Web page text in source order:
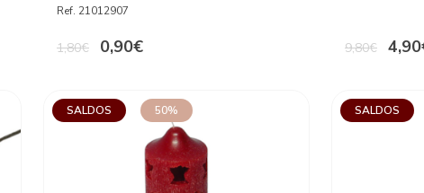
Ref. 21012907
1,80€ 0,90€ 9,80€
SALDOS 50% SALDOS